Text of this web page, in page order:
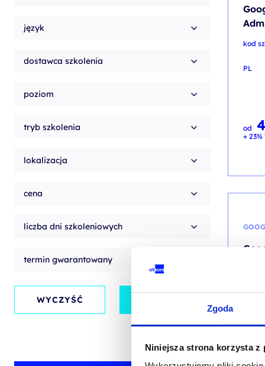
Zgoda
Niniejsza strona korzysta z
język
dostawca szkolenia
poziom
tryb szkolenia
lokalizacja
cena
liczba dni szkoleniowych
termin gwarantowany
WYCZYŚĆ
kod
PL
od
+ 23%